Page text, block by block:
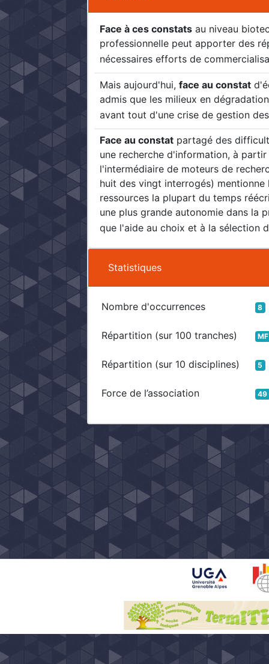
Face à ces constats au niveau
professionnelle peut apporter des
nécessaires efforts de
Mais aujourd'hui,face au constat
admis que les milieux en
avant tout d'une crise de gestion
Face au constat partagé des
une recherche d'information, à
l'intermédiaire de moteurs de
huit des vingt interrogés)
ressources la plupart du temps
une plus grande autonomie dans la
que l'aide au choix et à la sélection
Statistiques
Nombre d'occurrences 8
Répartition (sur 100 tranches) MF
Répartition (sur 10 disciplines) 5
Force de l’association 49